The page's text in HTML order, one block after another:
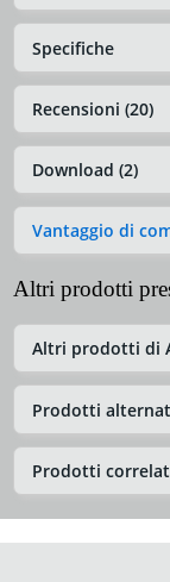
Specifiche
Recensioni (20)
Download (2)
Vantaggio di
Altri prodotti
Altri prodotti di
Prodotti
Prodotti